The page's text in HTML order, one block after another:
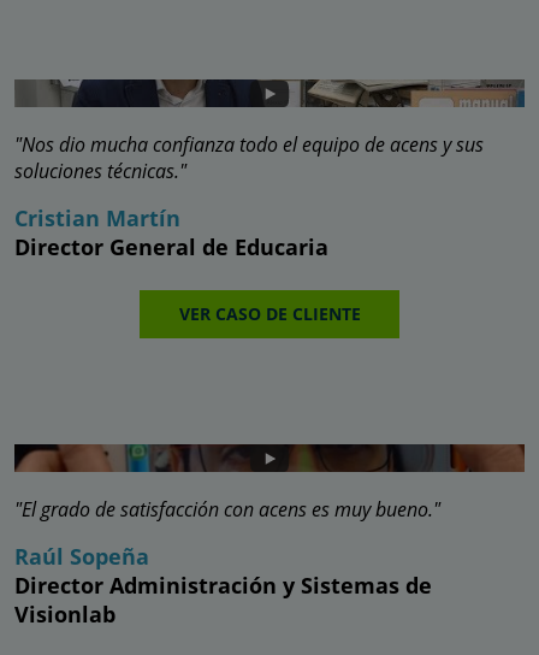
"Nos dio mucha confianza todo el equipo de acens y sus
soluciones técnicas."
Cristian Martín
Director General de Educaria
VER CASO DE CLIENTE
"El grado de satisfacción con acens es muy bueno."
Raúl Sopeña
Director Administración y Sistemas de
Visionlab